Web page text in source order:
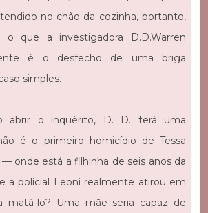
no chão da cozinha, portanto,
o que a investigadora D.D.Warren
é o desfecho de uma briga
simples.
abrir o inquérito, D. D. terá uma
é o primeiro homicídio de Tessa
onde está a filhinha de seis anos da
a policial Leoni realmente atirou em
matá-lo? Uma mãe seria capaz de